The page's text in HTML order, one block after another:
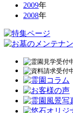
2009年
2008年